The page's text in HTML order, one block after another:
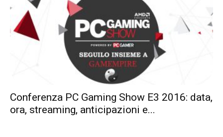
Conferenza PC Gaming Show E3 2016: data,
ora, streaming, anticipazioni e...